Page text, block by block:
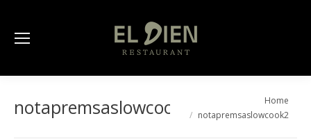
notapremsaslowcook2
Home
notapremsaslowcook2